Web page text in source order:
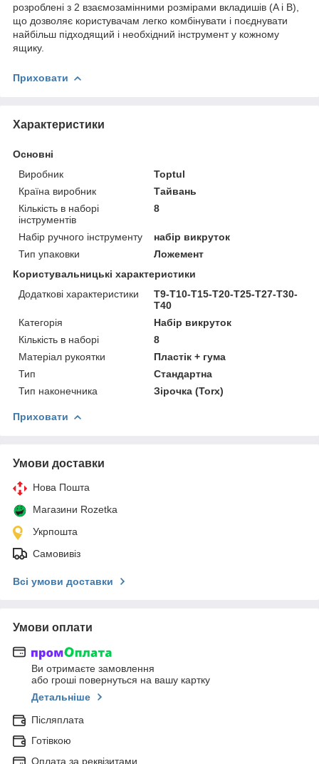
розроблені з 2 взаємозамінними розмірами вкладишів (A і B),
що дозволяє користувачам легко комбінувати і поєднувати
найбільш підходящий і необхідний інструмент у кожному
ящику.
Приховати
Характеристики
Основні
Виробник
Toptul
Країна виробник
Тайвань
Кількість в наборі
інструментів
8
Набір ручного інструменту
набір викруток
Тип упаковки
Ложемент
Користувальницькі характеристики
Додаткові характеристики
T9-T10-T15-T20-T25-T27-T30-
T40
Категорія
Набір викруток
Кількість в наборі
8
Матеріал рукоятки
Пластік + гума
Тип
Стандартна
Тип наконечника
Зірочка (Torx)
Приховати
Умови доставки
Нова Пошта
Магазини Rozetka
Укрпошта
Самовивіз
Всі умови доставки
Умови оплати
Ви отримаєте замовлення
або гроші повернуться на вашу картку
Детальніше
Післяплата
Готівкою
Оплата за реквізитами